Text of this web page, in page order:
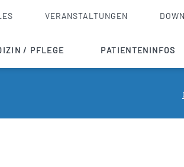
VERANSTALTUNGEN
/ PFLEGE PATIENTENINFOS